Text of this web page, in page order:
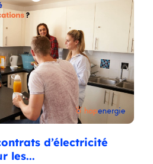
d’électricité
les...